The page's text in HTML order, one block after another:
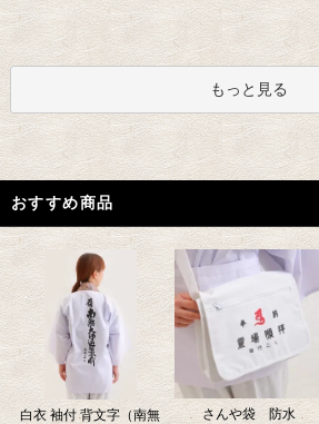
もっと見る
おすすめ商品
白衣 袖付 背文字（南無
さんや袋 防水